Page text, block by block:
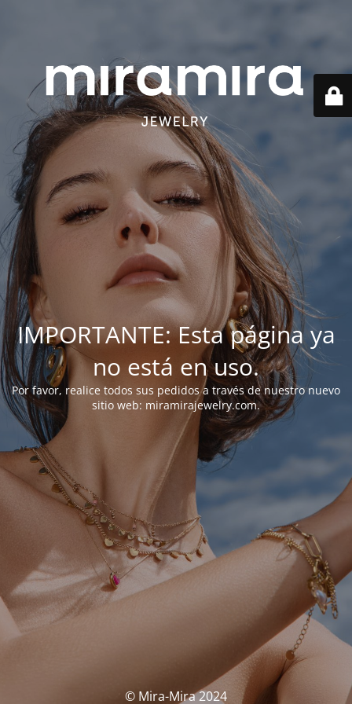
IMPORTANTE: Esta página ya
no está en uso.
Por favor, realice todos sus pedidos a través de nuestro nuevo
sitio web: miramirajewelry.com.
© Mira-Mira 2024